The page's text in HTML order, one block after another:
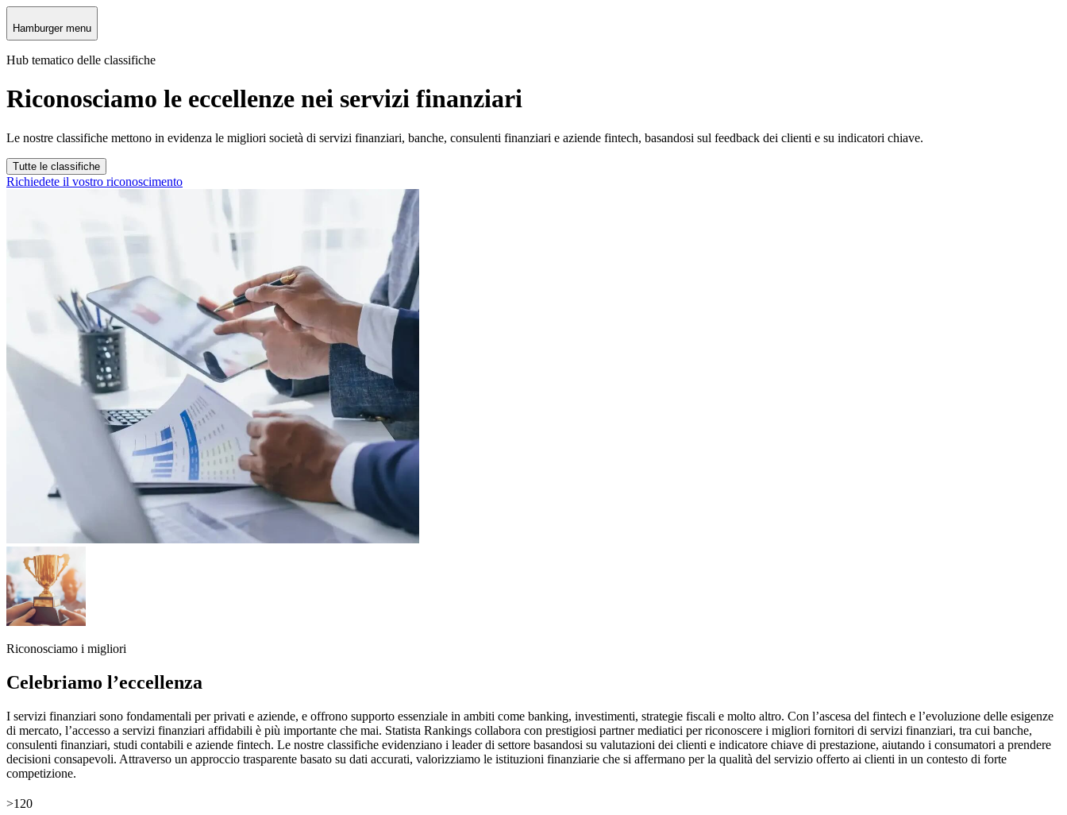
Hamburger menu
Hub tematico delle classifiche
Riconosciamo le eccellenze nei servizi finanziari
Le nostre classifiche mettono in evidenza le migliori società di servizi finanziari, banche, consulenti finanziari e aziende fintech, basandosi sul feedback dei clienti e su indicatori chiave.
Tutte le classifiche
Richiedete il vostro riconoscimento
Riconosciamo i migliori
Celebriamo l’eccellenza
I servizi finanziari sono fondamentali per privati e aziende, e offrono supporto essenziale in ambiti come banking, investimenti, strategie fiscali e molto altro. Con l’ascesa del fintech e l’evoluzione delle esigenze
di mercato, l’accesso a servizi finanziari affidabili è più importante che mai. Statista Rankings collabora con prestigiosi partner mediatici per riconoscere i migliori fornitori di servizi finanziari, tra cui banche,
consulenti finanziari, studi contabili e aziende fintech. Le nostre classifiche evidenziano i leader di settore basandosi su valutazioni dei clienti e indicatore chiave di prestazione, aiutando i consumatori a prendere
decisioni consapevoli. Attraverso un approccio trasparente basato su dati accurati, valorizziamo le istituzioni finanziarie che si affermano per la qualità del servizio offerto ai clienti in un contesto di forte
competizione.
>120